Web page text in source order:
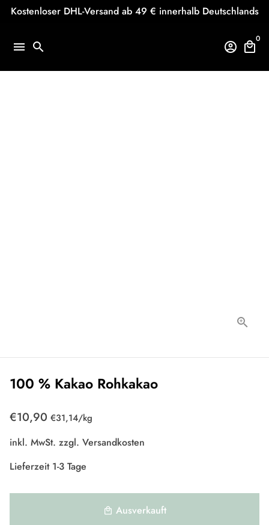
Direkt
Kostenloser DHL-Versand ab 49 € innerhalb Deutschlands
menu search account_circle local_mall
0
100 % Kakao Rohkakao
€10,90 Einzelpreis
€31,14/zum
kg
inkl. MwSt. zzgl. Versandkosten
Lieferzeit 1-3 Tage
local_mall Ausverkauft